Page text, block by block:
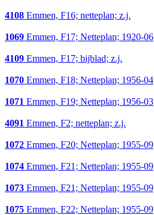
4108 Emmen, F16; netteplan; z.j.
1069 Emmen, F17; Netteplan; 1920-06
4109 Emmen, F17; bijblad; z.j.
1070 Emmen, F18; Netteplan; 1956-04
1071 Emmen, F19; Netteplan; 1956-03
4091 Emmen, F2; netteplan; z.j.
1072 Emmen, F20; Netteplan; 1955-09
1074 Emmen, F21; Netteplan; 1955-09
1073 Emmen, F21; Netteplan; 1955-09
1075 Emmen, F22; Netteplan; 1955-09